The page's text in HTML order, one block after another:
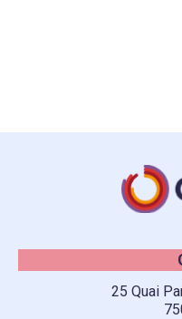
25 Quai